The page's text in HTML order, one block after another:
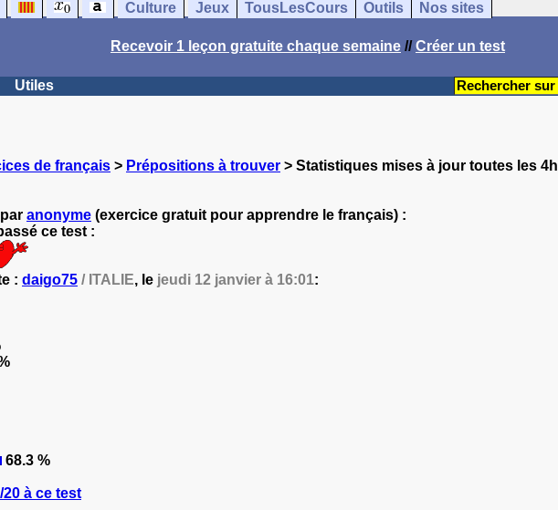
Culture Jeux TousLesCours Outils Nos sites
Recevoir 1 leçon gratuite chaque semaine //Créer un test
Utiles
de français > Prépositions à trouver > Statistiques mises à jour toutes les 4h
anonyme (exercice gratuit pour apprendre le français) :
ce test :
: daigo75 / ITALIE, le jeudi 12 janvier à 16:01:
68.3 %
à ce test